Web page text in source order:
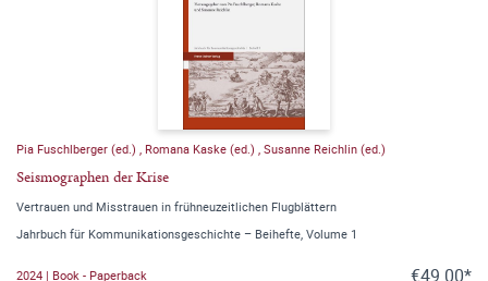
Pia Fuschlberger (ed.) Romana Kaske (ed.) Susanne Reichlin (ed.)
Seismographen der Krise
Vertrauen und Misstrauen in frühneuzeitlichen Flugblättern
Jahrbuch für Kommunikationsgeschichte – Beihefte, Volume 1
2024 | Book - Paperback €49.00*